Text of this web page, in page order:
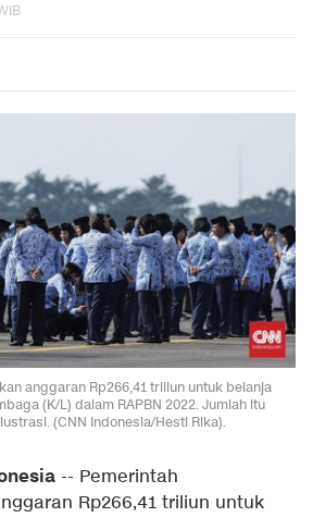
anggaran Rp266,41 triliun untuk belanja
(K/L) dalam RAPBN 2022. Jumlah itu
(CNN Indonesia/Hesti Rika).
-- Pemerintah
Rp266,41 triliun untuk